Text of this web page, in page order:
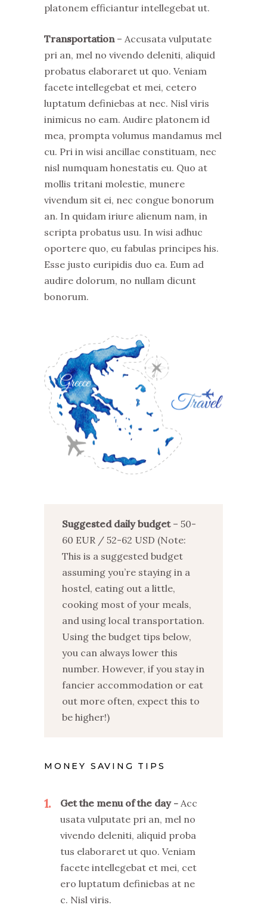
platonem efficiantur intellegebat ut.
Transportation – Accusata vulputate
pri an, mel no vivendo deleniti, aliquid
probatus elaboraret ut quo. Veniam
facete intellegebat et mei, cetero
luptatum definiebas at nec. Nisl viris
inimicus no eam. Audire platonem id
mea, prompta volumus mandamus mel
cu. Pri in wisi ancillae constituam, nec
nisl numquam honestatis eu. Quo at
mollis tritani molestie, munere
vivendum sit ei, nec congue bonorum
an. In quidam iriure alienum nam, in
scripta probatus usu. In wisi adhuc
oportere quo, eu fabulas principes his.
Esse justo euripidis duo ea. Eum ad
audire dolorum, no nullam dicunt
bonorum.
Suggested daily budget– 50-
60 EUR / 52-62 USD (Note:
This is a suggested budget
assuming you’re staying in a
hostel, eating out a little,
cooking most of your meals,
and using local transportation.
Using the budget tips below,
you can always lower this
number. However, if you stay in
fancier accommodation or eat
out more often, expect this to
be higher!)
MONEY SAVING TIPS
1 Get the menu of the day
Acc
usata vulputate pri an, mel no
vivendo deleniti, aliquid proba
tus elaboraret ut quo. Veniam
facete intellegebat et mei, cet
ero luptatum definiebas at ne
c. Nisl viris.